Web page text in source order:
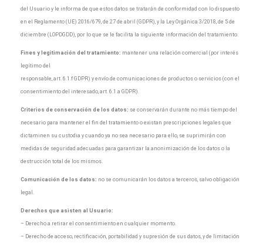
del Usuario y le informa de que estos datos se tratarán de conformidad con lo dispuesto
en el Reglamento (UE) 2016/679, de 27 de abril (GDPR), y la Ley Orgánica 3/2018, de 5 de
diciembre (LOPDGDD), por lo que se le facilita la siguiente información del tratamiento:
Fines y legitimación del tratamiento: mantener una relación comercial (por interés
legítimo del
responsable, art. 6.1.f GDPR) y envío de comunicaciones de productos o servicios (con el
consentimiento del interesado, art. 6.1.a GDPR).
Criterios de conservación de los datos: se conservarán durante no más tiempo del
necesario para mantener el fin del tratamiento o existan prescripciones legales que
dictaminen su custodia y cuando ya no sea necesario para ello, se suprimirán con
medidas de seguridad adecuadas para garantizar la anonimización de los datos o la
destrucción total de los mismos.
Comunicación de los datos: no se comunicarán los datos a terceros, salvo obligación
legal.
Derechos que asisten al Usuario:
– Derecho a retirar el consentimiento en cualquier momento.
– Derecho de acceso, rectificación, portabilidad y supresión de sus datos, y de limitación